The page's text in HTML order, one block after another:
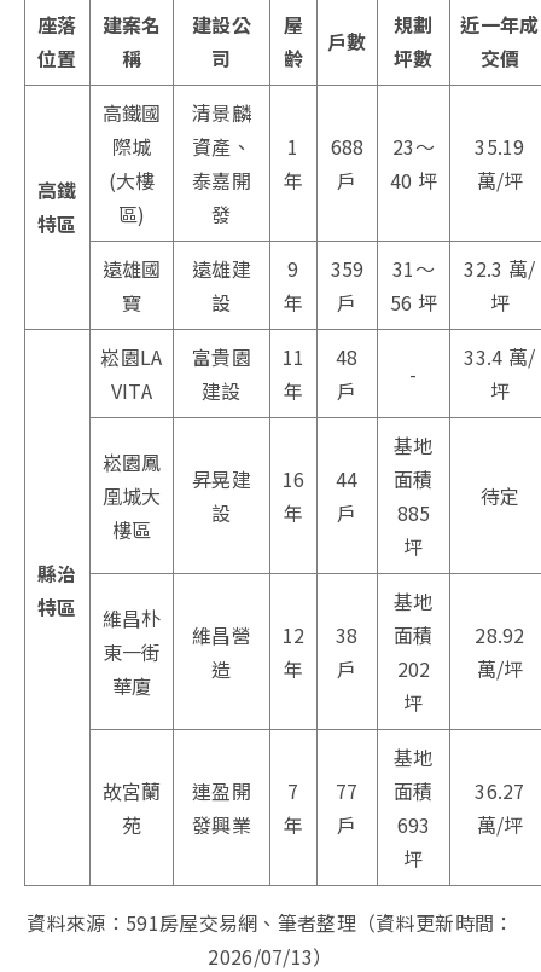
座落
位置
建案名
稱
建設公
司
屋
齡
戶數
規劃
坪數
近一年成
交價
高鐵
特區
高鐵國
際城
(大樓
區)
清景麟
資產、
泰嘉開
發
1
年
688
戶
23～
40 坪
35.19
萬/坪
遠雄國
寶
遠雄建
設
9
年
359
戶
31～
56 坪
32.3 萬/
坪
縣治
特區
崧園LA
VITA
富貴園
建設
11
年
48
戶
-
33.4 萬/
坪
崧園鳳
凰城大
樓區
昇晃建
設
16
年
44
戶
基地
面積
885
坪
待定
維昌朴
東一街
華廈
維昌營
造
12
年
38
戶
基地
面積
202
坪
28.92
萬/坪
故宮蘭
苑
連盈開
發興業
7
年
77
戶
基地
面積
693
坪
36.27
萬/坪
資料來源：591房屋交易網、筆者整理（資料更新時間：
2026/07/13）